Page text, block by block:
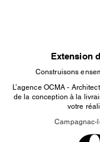
Extension
Construisons
L’agence OCMA -
de la conception à la
votre
Campagnac-